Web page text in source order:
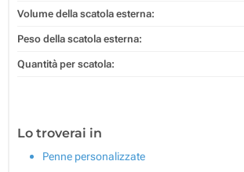
Volume della scatola esterna:
Peso della scatola esterna:
Quantità per scatola:
Lo troverai in
Penne personalizzate